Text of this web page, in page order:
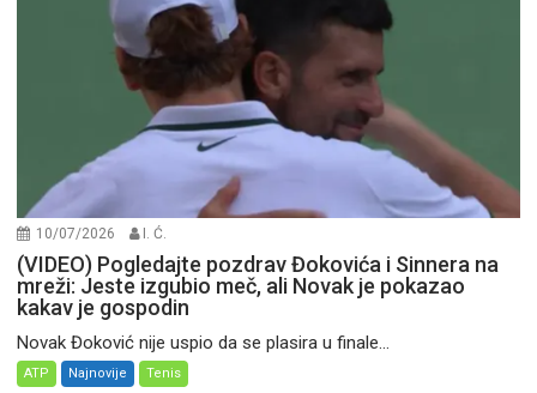
10/07/2026 I. Ć.
(VIDEO) Pogledajte pozdrav Đokovića i Sinnera na
mreži: Jeste izgubio meč, ali Novak je pokazao
kakav je gospodin
Novak Đoković nije uspio da se plasira u finale...
ATP Najnovije Tenis